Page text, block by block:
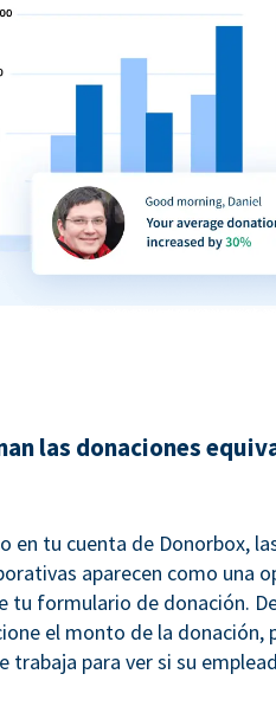
las donaciones
en tu cuenta de Donorbox,
aparecen como una
tu formulario de donación.
el monto de la donación,
trabaja para ver si su